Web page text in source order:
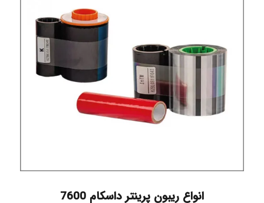
انواع ریبون پرینتر داسکام 7600